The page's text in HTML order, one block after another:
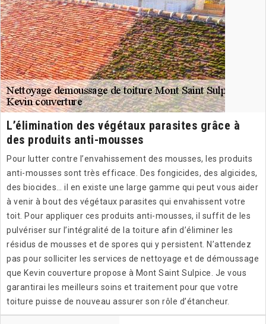
L’élimination des végétaux parasites grâce à
des produits anti-mousses
Pour lutter contre l’envahissement des mousses, les produits
anti-mousses sont très efficace. Des fongicides, des algicides,
des biocides… il en existe une large gamme qui peut vous aider
à venir à bout des végétaux parasites qui envahissent votre
toit. Pour appliquer ces produits anti-mousses, il suffit de les
pulvériser sur l’intégralité de la toiture afin d’éliminer les
résidus de mousses et de spores qui y persistent. N’attendez
pas pour solliciter les services de nettoyage et de démoussage
que Kevin couverture propose à Mont Saint Sulpice. Je vous
garantirai les meilleurs soins et traitement pour que votre
toiture puisse de nouveau assurer son rôle d’étancheur.